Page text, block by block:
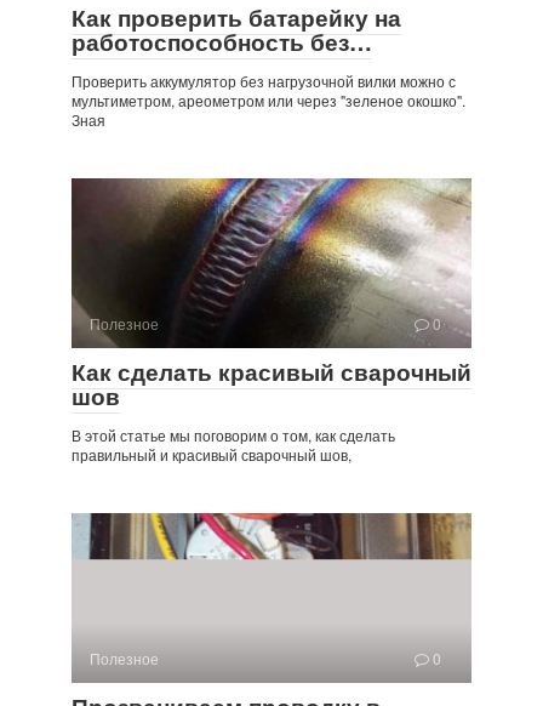
Как проверить батарейку на
работоспособность без…
Проверить аккумулятор без нагрузочной вилки можно с
мультиметром, ареометром или через "зеленое окошко".
Зная
Полезное 0
Как сделать красивый сварочный
шов
В этой статье мы поговорим о том, как сделать
правильный и красивый сварочный шов,
Полезное 0